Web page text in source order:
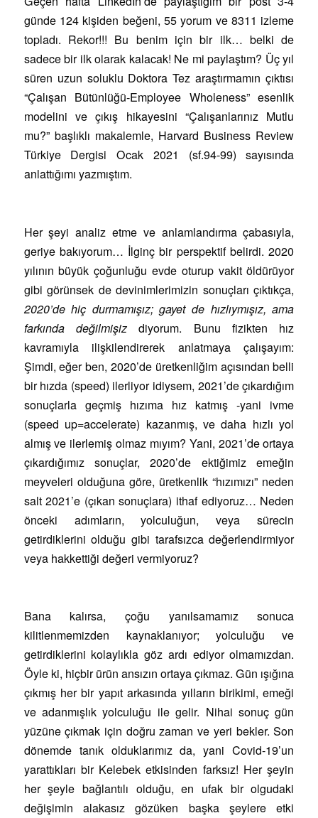
günde 124 kişiden beğeni, 55 yorum ve 8311 izleme
topladı. Rekor!!! Bu benim için bir ilk… belki de
sadece bir ilk olarak kalacak! Ne mi paylaştım? Üç yıl
süren uzun soluklu Doktora Tez araştırmamın çıktısı
“Çalışan Bütünlüğü-Employee Wholeness” esenlik
modelini ve çıkış hikayesini “Çalışanlarınız Mutlu
mu?” başlıklı makalemle, Harvard Business Review
Türkiye Dergisi Ocak 2021 (sf.94-99) sayısında
anlattığımı yazmıştım.
Her şeyi analiz etme ve anlamlandırma çabasıyla,
geriye bakıyorum… İlginç bir perspektif belirdi. 2020
yılının büyük çoğunluğu evde oturup vakit öldürüyor
gibi görünsek de devinimlerimizin sonuçları çıktıkça,
2020’de hiç durmamışız; gayet de hızlıymışız, ama
farkında değilmişizdiyorum. Bunu fizikten hız
kavramıyla ilişkilendirerek anlatmaya çalışayım:
Şimdi, eğer ben, 2020’de üretkenliğim açısından belli
bir hızda (speed) ilerliyor idiysem, 2021’de çıkardığım
sonuçlarla geçmiş hızıma hız katmış -yani ivme
(speed up=accelerate) kazanmış, ve daha hızlı yol
almış ve ilerlemiş olmaz mıyım? Yani, 2021’de ortaya
çıkardığımız sonuçlar, 2020’de ektiğimiz emeğin
meyveleri olduğuna göre, üretkenlik “hızımızı” neden
salt 2021’e (çıkan sonuçlara) ithaf ediyoruz… Neden
önceki adımların, yolculuğun, veya sürecin
getirdiklerini olduğu gibi tarafsızca değerlendirmiyor
veya hakkettiği değeri vermiyoruz?
Bana kalırsa, çoğu yanılsamamız sonuca
kilitlenmemizden kaynaklanıyor; yolculuğu ve
getirdiklerini kolaylıkla göz ardı ediyor olmamızdan.
Öyle ki, hiçbir ürün ansızın ortaya çıkmaz. Gün ışığına
çıkmış her bir yapıt arkasında yılların birikimi, emeği
ve adanmışlık yolculuğu ile gelir. Nihai sonuç gün
yüzüne çıkmak için doğru zaman ve yeri bekler. Son
dönemde tanık olduklarımız da, yani Covid-19’un
yarattıkları bir Kelebek etkisinden farksız! Her şeyin
her şeyle bağlantılı olduğu, en ufak bir olgudaki
değişimin alakasız gözüken başka şeylere etki